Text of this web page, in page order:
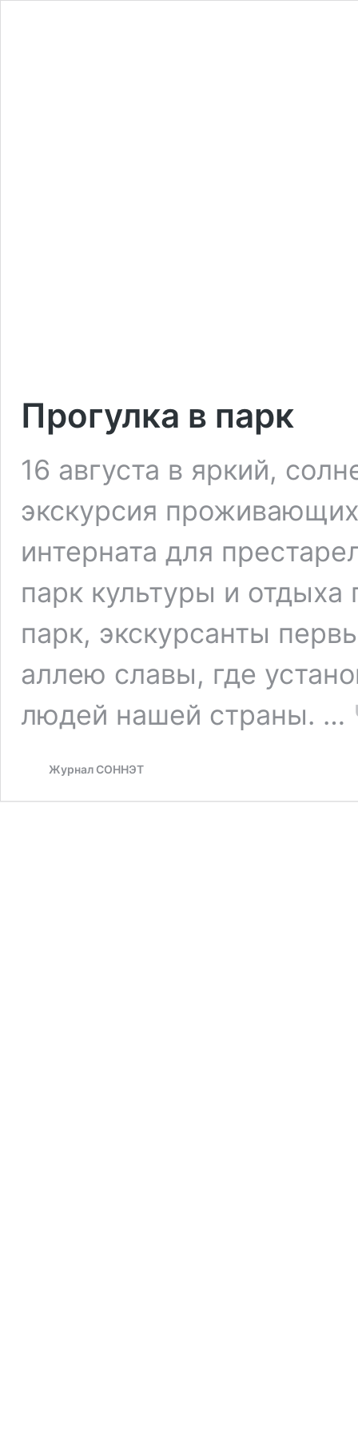
Прогулка в парк
16 августа в яркий,
экскурсия
интерната для
парк культуры и
парк, экскурсанты
аллею славы, где
людей нашей страны. …
Журнал СОННЭТ